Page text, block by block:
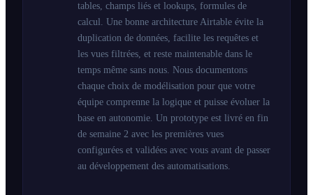
tables, champs liés et lookups, formules de
calcul. Une bonne architecture Airtable évite la
duplication de données, facilite les requêtes et
les vues filtrées, et reste maintenable dans le
temps même sans nous. Nous documentons
chaque choix de modélisation pour que votre
équipe comprenne la logique et puisse évoluer la
base en autonomie. Un prototype est livré en fin
de semaine 2 avec les premières vues
configurées et validées avec vous avant de passer
au développement des automatisations.